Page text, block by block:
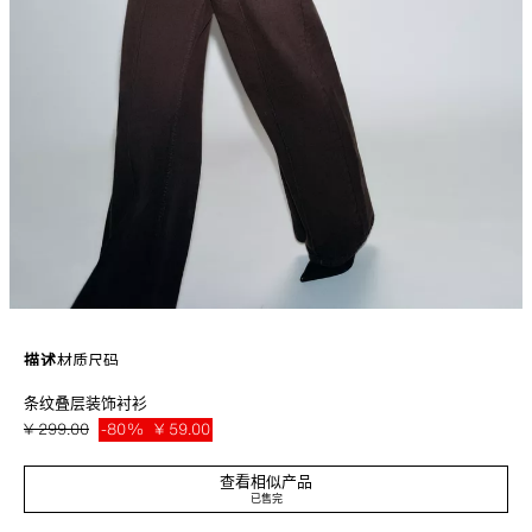
描述材质尺码
高领长袖衬衫，袖口为弹力设计。叠层装饰细节。正面纽扣搭扣。
粉红色 2137/693/620
条纹叠层装饰衬衫
¥ 299.00 -80% ¥ 59.00
查看相似产品
已售完
¥